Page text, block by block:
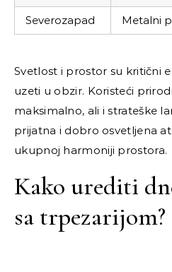
Severozapad Metalni
Svetlost i prostor su kritični
uzeti u obzir. Koristeći
maksimalno, ali i strateške
prijatna i dobro osvetljena
ukupnoj harmoniji prostora.
Kako urediti
sa trpezarijom?